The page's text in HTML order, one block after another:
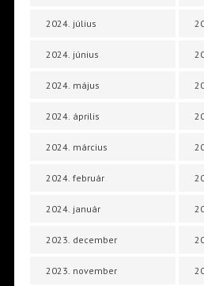
2024. július
2024. június
2024. május
2024. április
2024. március
2024. február
2024. január
2023. december
2023. november